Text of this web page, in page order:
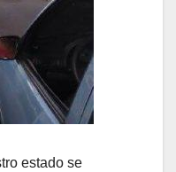
estado se